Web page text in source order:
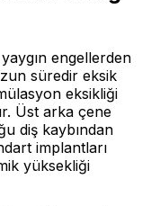
engellerden
süredir eksik
eksikliği
Üst arka çene
diş kaybından
implantları
yüksekliği